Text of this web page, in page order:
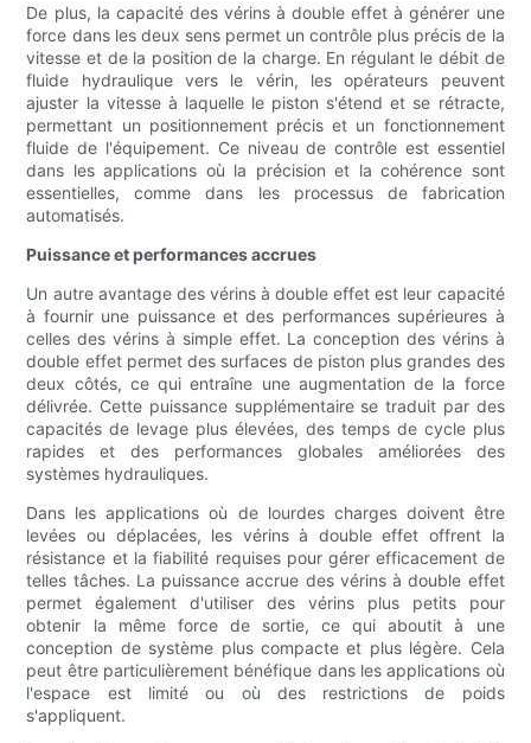
De plus, la capacité des vérins à double effet à générer une
force dans les deux sens permet un contrôle plus précis de la
vitesse et de la position de la charge. En régulant le débit de
fluide hydraulique vers le vérin, les opérateurs peuvent
ajuster la vitesse à laquelle le piston s'étend et se rétracte,
permettant un positionnement précis et un fonctionnement
fluide de l'équipement. Ce niveau de contrôle est essentiel
dans les applications où la précision et la cohérence sont
essentielles, comme dans les processus de fabrication
automatisés.
Puissance et performances accrues
Un autre avantage des vérins à double effet est leur capacité
à fournir une puissance et des performances supérieures à
celles des vérins à simple effet. La conception des vérins à
double effet permet des surfaces de piston plus grandes des
deux côtés, ce qui entraîne une augmentation de la force
délivrée. Cette puissance supplémentaire se traduit par des
capacités de levage plus élevées, des temps de cycle plus
rapides et des performances globales améliorées des
systèmes hydrauliques.
Dans les applications où de lourdes charges doivent être
levées ou déplacées, les vérins à double effet offrent la
résistance et la fiabilité requises pour gérer efficacement de
telles tâches. La puissance accrue des vérins à double effet
permet également d'utiliser des vérins plus petits pour
obtenir la même force de sortie, ce qui aboutit à une
conception de système plus compacte et plus légère. Cela
peut être particulièrement bénéfique dans les applications où
l'espace est limité ou où des restrictions de poids
s'appliquent.